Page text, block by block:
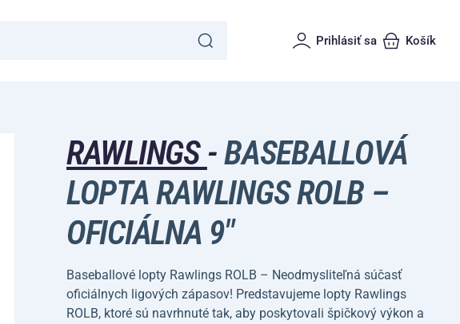
Prihlásiť sa Košík
RAWLINGS-BASEBALLOVÁ
LOPTA RAWLINGS ROLB –
OFICIÁLNA 9"
Baseballové lopty Rawlings ROLB – Neodmysliteľná súčasť
oficiálnych ligových zápasov! Predstavujeme lopty Rawlings
ROLB, ktoré sú navrhnuté tak, aby poskytovali špičkový výkon a